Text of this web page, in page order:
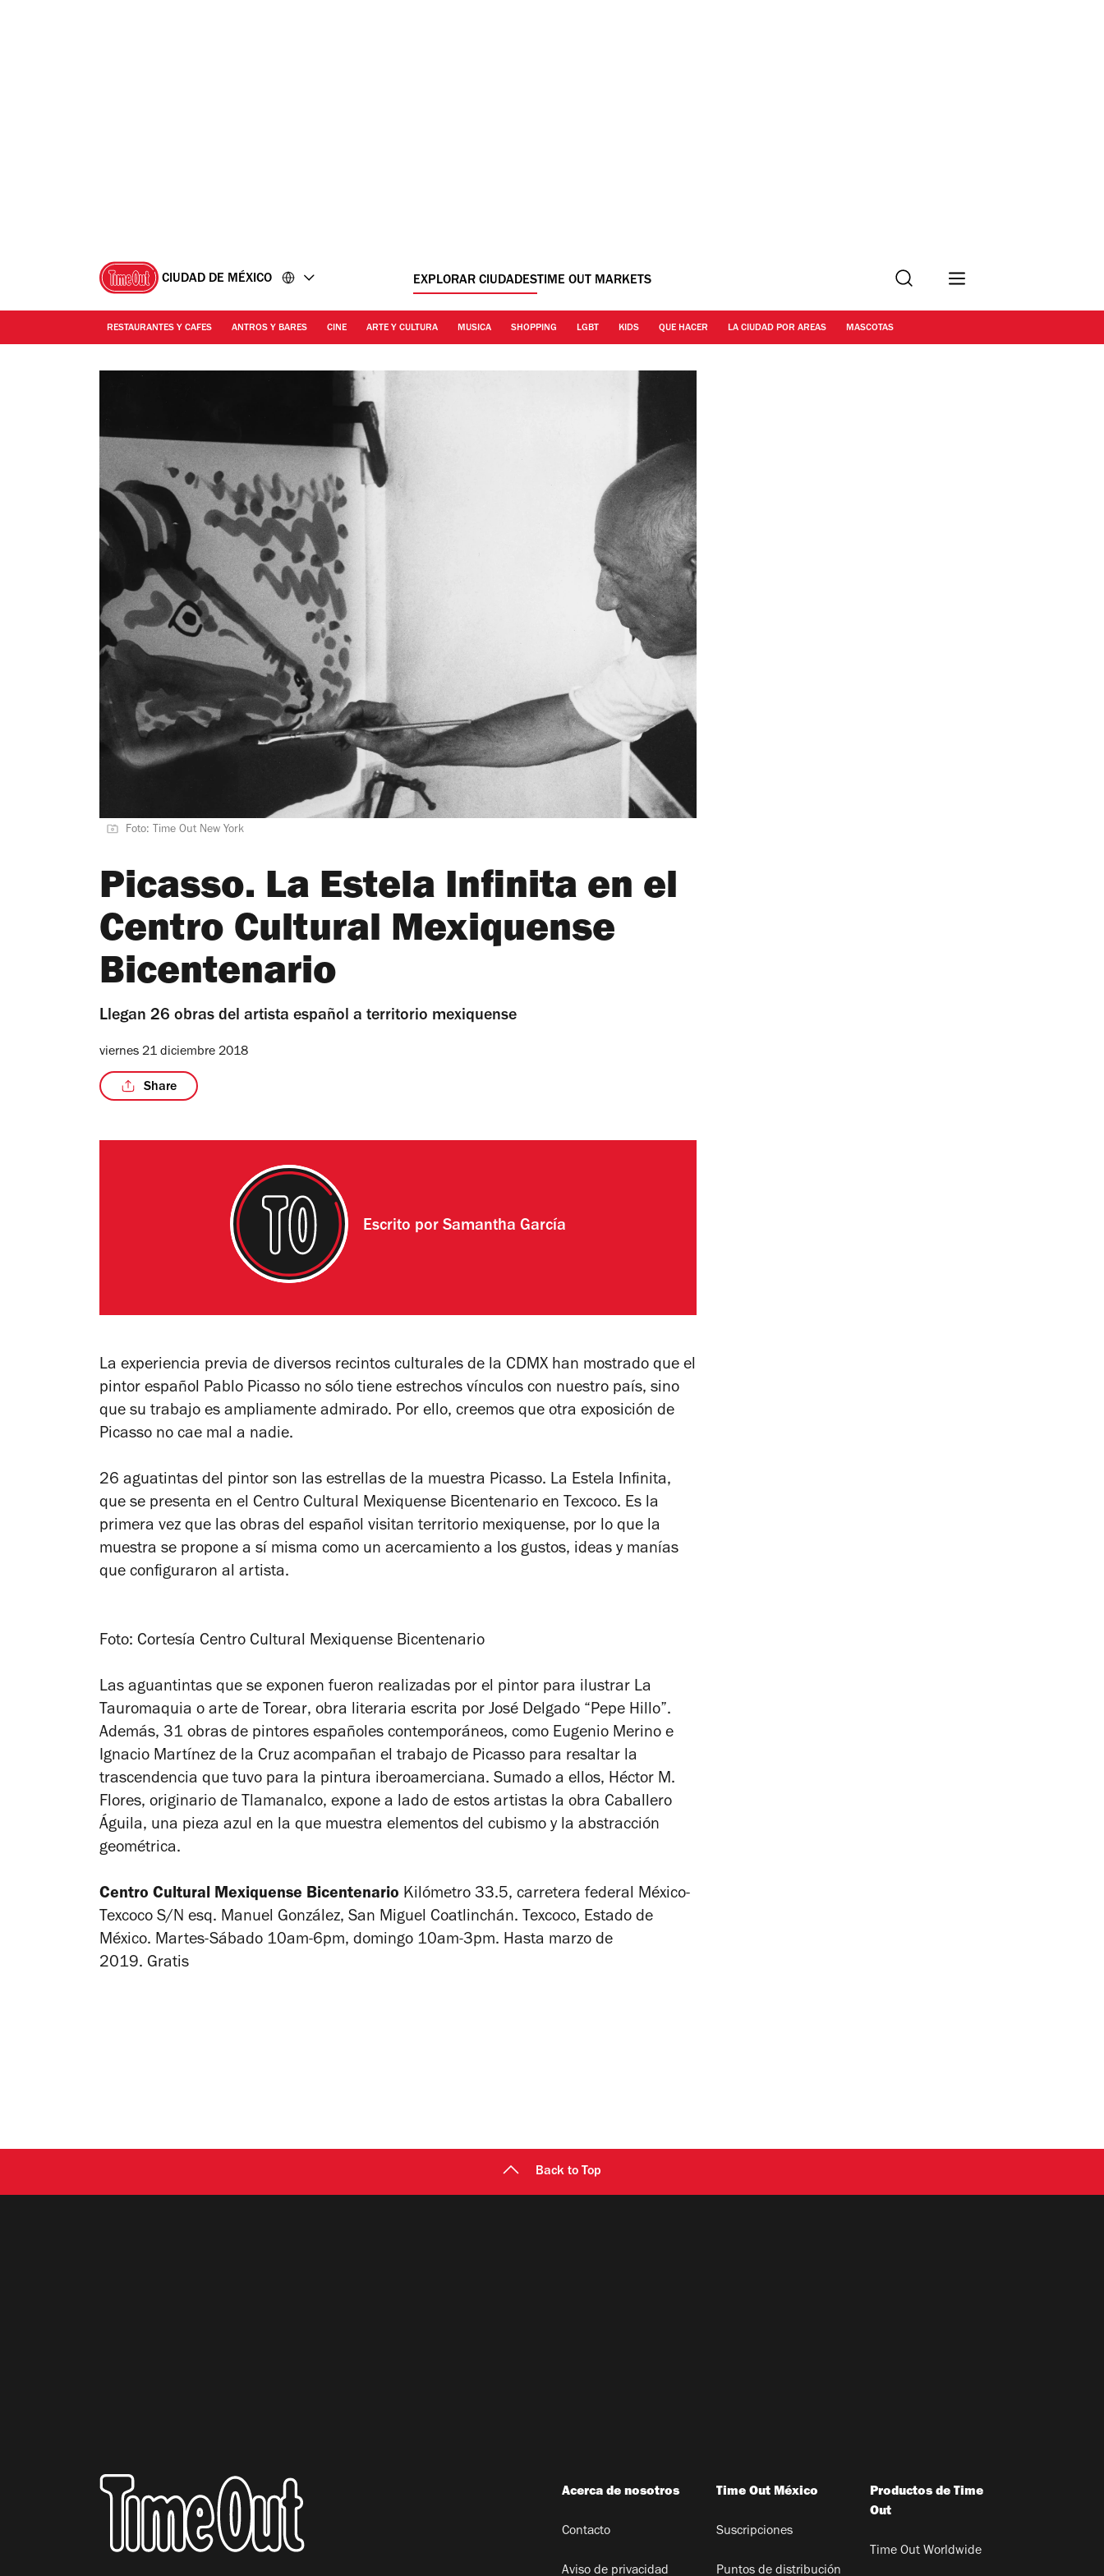
CIUDAD DE MÉXICO EXPLORAR CIUDADESTIME OUT MARKETS Buscar
RESTAURANTES Y CAFES ANTROS Y BARES CINE ARTE Y CULTURA MUSICA SHOPPING LGBT KIDS QUE HACER LA CIUDAD POR AREAS MASCOTAS
Foto: Time Out New York
Picasso. La Estela Infinita en el
Centro Cultural Mexiquense
Bicentenario
Llegan 26 obras del artista español a territorio mexiquense
viernes 21 diciembre 2018
Share
Escrito por Samantha García
La experiencia previa de diversos recintos culturales de la CDMX han mostrado que el
pintor español Pablo Picasso no sólo tiene estrechos vínculos con nuestro país, sino
que su trabajo es ampliamente admirado. Por ello, creemos que otra exposición de
Picasso no cae mal a nadie.
26 aguatintas del pintor son las estrellas de la muestra Picasso. La Estela Infinita,
que se presenta en el Centro Cultural Mexiquense Bicentenario en Texcoco. Es la
primera vez que las obras del español visitan territorio mexiquense, por lo que la
muestra se propone a sí misma como un acercamiento a los gustos, ideas y manías
que configuraron al artista.
Foto: Cortesía Centro Cultural Mexiquense Bicentenario
Las aguantintas que se exponen fueron realizadas por el pintor para ilustrar La
Tauromaquia o arte de Torear, obra literaria escrita por José Delgado “Pepe Hillo”.
Además, 31 obras de pintores españoles contemporáneos, como Eugenio Merino e
Ignacio Martínez de la Cruz acompañan el trabajo de Picasso para resaltar la
trascendencia que tuvo para la pintura iberoamerciana. Sumado a ellos, Héctor M.
Flores, originario de Tlamanalco, expone a lado de estos artistas la obra Caballero
Águila, una pieza azul en la que muestra elementos del cubismo y la abstracción
geométrica.
Centro Cultural Mexiquense Bicentenario Kilómetro 33.5, carretera federal México-
Texcoco S/N esq. Manuel González, San Miguel Coatlinchán. Texcoco, Estado de
México. Martes-Sábado 10am-6pm, domingo 10am-3pm. Hasta marzo de
2019. Gratis
Back to Top
Acerca de nosotros
Contacto
Aviso de privacidad
Time Out México
Suscripciones
Puntos de distribución
Productos de Time
Out
Time Out Worldwide